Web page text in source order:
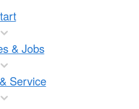
& Jobs
Service